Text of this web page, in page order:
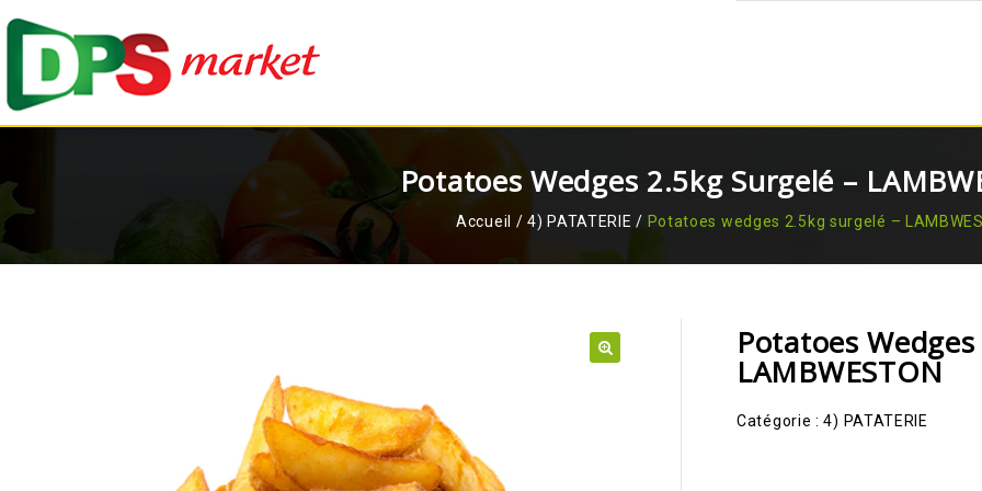
Potatoes Wedges 2.5kg Surgelé –
Accueil /4) PATATERIE / Potatoes wedges 2.5kg surgelé –
Potatoes
LAMBWESTON
Catégorie :4) PATATERIE